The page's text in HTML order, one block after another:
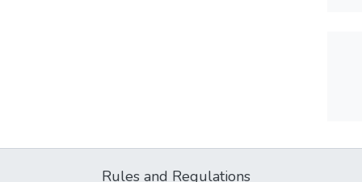
Rules and Regulations